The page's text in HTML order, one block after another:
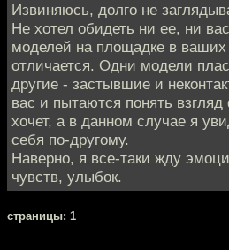
Извиняюсь, долго не
Не хотел обидеть ни ее, ни
моделей на площадке в ваших
отличается. Одни модели
другие - застывшие и
вас и пытаются понять
хочет, а в данном случае я
себя по-другому.
Наверно, я все-таки жду
чувств, улыбок.
cтраницы: 1